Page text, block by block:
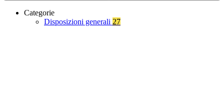
Categorie
Disposizioni generali 27